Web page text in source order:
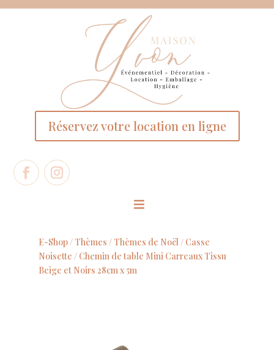
Réservez votre location en ligne
E-Shop / Thèmes / Thèmes de Noël/ Casse
Noisette / Chemin de table Mini Carreaux Tissu
Beige et Noirs 28cm x 5m
Panneau de gestion des cookies